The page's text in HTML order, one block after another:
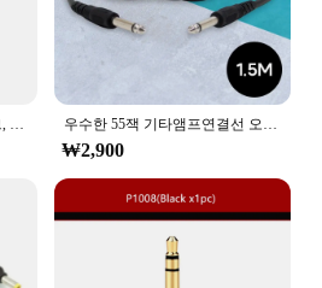
알루미늄 잭 3.5 이어폰 플러그, 테일 플러그 클램프, 금도금 와이어 커넥터, 3 극 스테레오 수 플러그, 3.5mm, 1 개 우수한 55잭 기타앰프연결선 오디오케이블 커넥터 음향 단자 음성 스테레오 헤드폰 마이크 컴퓨터 스피커 DMB
₩2,900